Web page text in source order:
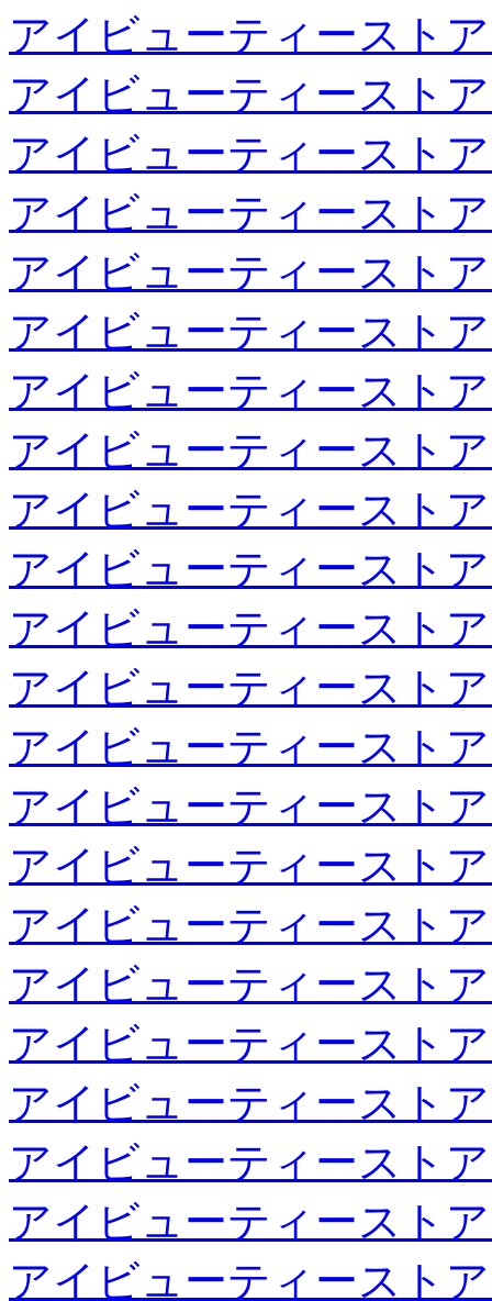
アイビューティースト
アイビューティースト
アイビューティースト
アイビューティースト
アイビューティースト
アイビューティースト
アイビューティースト
アイビューティースト
アイビューティースト
アイビューティースト
アイビューティースト
アイビューティースト
アイビューティースト
アイビューティースト
アイビューティースト
アイビューティースト
アイビューティースト
アイビューティースト
アイビューティースト
アイビューティースト
アイビューティースト
アイビューティースト